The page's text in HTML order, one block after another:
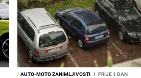
/AUTO-MOTO ZANIMLJIVOSTI I PRIJE 1 DAN